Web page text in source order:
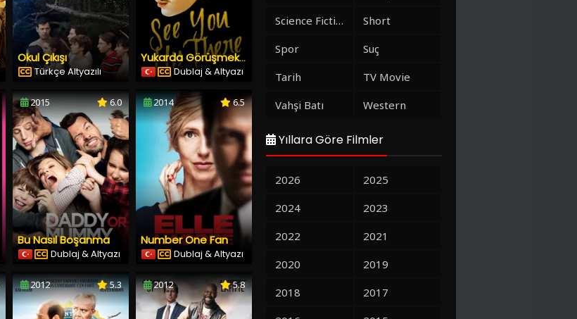
Okul Çıkışı
Türkçe Altyazılı
Yukarda Görüşmek Üzere
Dublaj & Altyazı
2015 6.0
Bu Nasıl Boşanma
Dublaj & Altyazı
2014 6.5
Number One Fan
Dublaj & Altyazı
2012 5.3 2012 5.8
Science Fiction
Short
Spor
Suç
Tarih
TV Movie
Vahşi Batı
Western
Yıllara Göre Filmler
2026
2025
2024
2023
2022
2021
2020
2019
2018
2017